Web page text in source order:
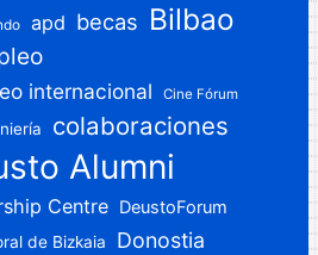
apd becas Bilbao
internacional Cine Fórum
colaboraciones
Alumni
Centre DeustoForum
de Bizkaia Donostia